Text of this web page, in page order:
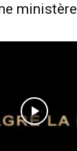
ministère